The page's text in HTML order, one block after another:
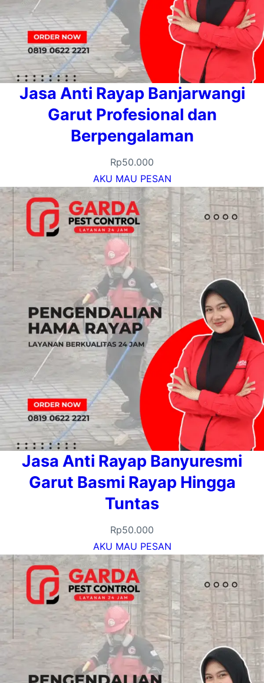
Jasa Anti Rayap Banjarwangi
Garut Profesional dan
Berpengalaman
Rp50.000
AKU MAU PESAN
Jasa Anti Rayap Banyuresmi
Garut Basmi Rayap Hingga
Tuntas
Rp50.000
AKU MAU PESAN